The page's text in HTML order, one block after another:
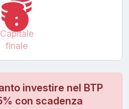
Capitale
finale
investire nel BTP
con scadenza